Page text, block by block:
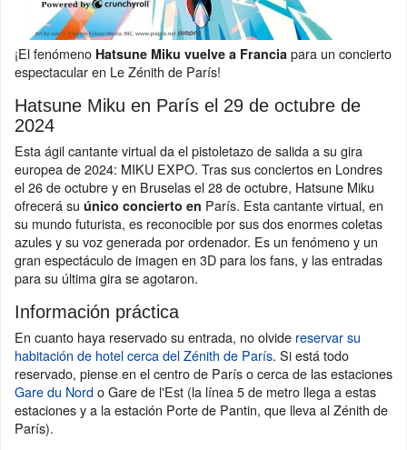
¡El fenómeno Hatsune Miku vuelve a Francia para un concierto
espectacular en Le Zénith de París!
Hatsune Miku en París el 29 de octubre de
2024
Esta ágil cantante virtual da el pistoletazo de salida a su gira
europea de 2024: MIKU EXPO. Tras sus conciertos en Londres
el 26 de octubre y en Bruselas el 28 de octubre, Hatsune Miku
ofrecerá su único concierto en París. Esta cantante virtual, en
su mundo futurista, es reconocible por sus dos enormes coletas
azules y su voz generada por ordenador. Es un fenómeno y un
gran espectáculo de imagen en 3D para los fans, y las entradas
para su última gira se agotaron.
Información práctica
En cuanto haya reservado su entrada, no olvide reservar su
habitación de hotel cerca del Zénith de París. Si está todo
reservado, piense en el centro de París o cerca de las estaciones
Gare du Nordo Gare de l'Est (la línea 5 de metro llega a estas
estaciones y a la estación Porte de Pantin, que lleva al Zénith de
París).